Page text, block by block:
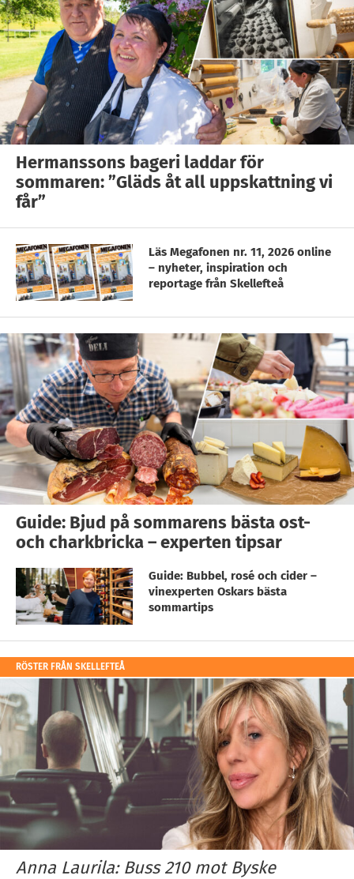
Hermanssons bageri laddar för
sommaren: ”Gläds åt all uppskattning vi
får”
Läs Megafonen nr. 11, 2026 online
– nyheter, inspiration och
reportage från Skellefteå
Guide: Bjud på sommarens bästa ost-
och charkbricka – experten tipsar
Guide: Bubbel, rosé och cider –
vinexperten Oskars bästa
sommartips
RÖSTER FRÅN SKELLEFTEÅ
Anna Laurila: Buss 210 mot Byske